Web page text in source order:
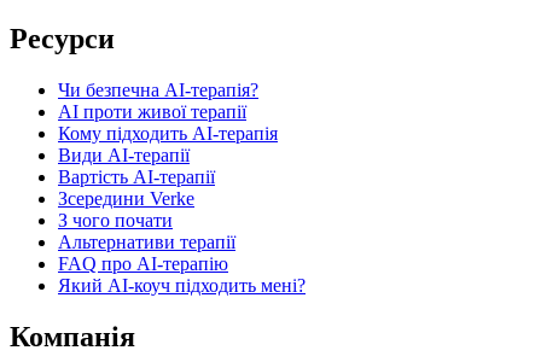
Ресурси
Чи безпечна AI-терапія?
AI проти живої терапії
Кому підходить AI-терапія
Види AI-терапії
Вартість AI-терапії
Зсередини Verke
З чого почати
Альтернативи терапії
FAQ про AI-терапію
Який AI-коуч підходить мені?
Компанія